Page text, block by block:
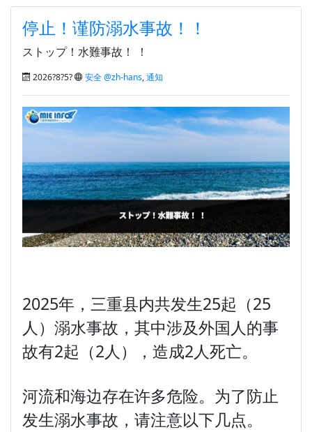
停止！谨防溺水事故！！
ストップ！水難事故！ ！
2026?8?5? 安全 @zh-hans,通知
2025年，三重县内共发生25起（25
人）溺水事故，其中涉及外国人的事
故有2起（2人），造成2人死亡。
河流和海边存在许多危险。为了防止
发生溺水事故，请注意以下几点。